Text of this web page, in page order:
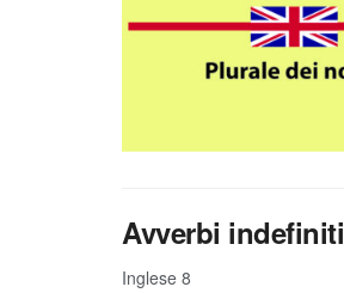
Avverbi
Inglese 8